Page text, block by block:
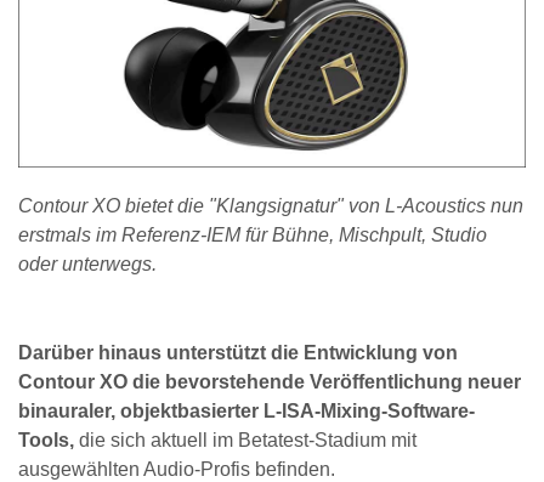
Contour XO bietet die "Klangsignatur" von L-Acoustics nun
erstmals im Referenz-IEM für Bühne, Mischpult, Studio
oder unterwegs.
Darüber hinaus unterstützt die Entwicklung von
Contour XO die bevorstehende Veröffentlichung neuer
binauraler, objektbasierter L-ISA-Mixing-Software-
Tools, die sich aktuell im Betatest-Stadium mit
ausgewählten Audio-Profis befinden.